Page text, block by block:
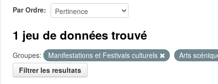
À propos
Par Ordre
1 jeu de données trouvé
Groupes: Manifestations et Festivals culturels
Arts
Filtrer les resultats